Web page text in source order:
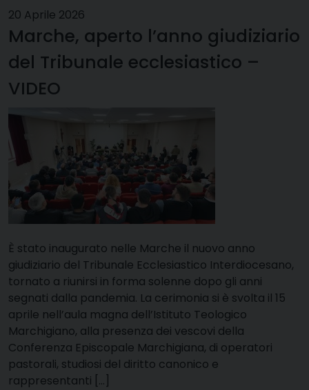
20 Aprile 2026
Marche, aperto l’anno giudiziario
del Tribunale ecclesiastico –
VIDEO
È stato inaugurato nelle Marche il nuovo anno
giudiziario del Tribunale Ecclesiastico Interdiocesano,
tornato a riunirsi in forma solenne dopo gli anni
segnati dalla pandemia. La cerimonia si è svolta il 15
aprile nell’aula magna dell’Istituto Teologico
Marchigiano, alla presenza dei vescovi della
Conferenza Episcopale Marchigiana, di operatori
pastorali, studiosi del diritto canonico e
rappresentanti […]